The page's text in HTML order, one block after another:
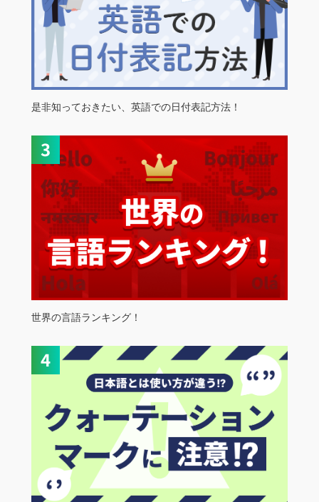
是非知っておきたい、英語での日付表記方法！
世界の言語ランキング！